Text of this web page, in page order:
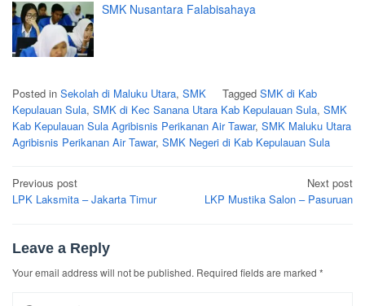
SMK Nusantara Falabisahaya
Posted in Sekolah di Maluku Utara, SMK Tagged SMK di Kab
Kepulauan Sula, SMK di Kec Sanana Utara Kab Kepulauan Sula, SMK
Kab Kepulauan Sula Agribisnis Perikanan Air Tawar, SMK Maluku Utara
Agribisnis Perikanan Air Tawar, SMK Negeri di Kab Kepulauan Sula
Post
navigation
Previous post
LPK Laksmita – Jakarta Timur
Next post
LKP Mustika Salon – Pasuruan
Leave a Reply
Your email address will not be published. Required fields are marked *